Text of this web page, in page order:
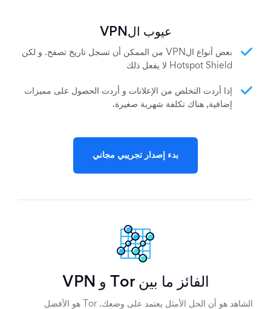
عيوب الVPN
بعض أنواع الVPN من الممكن أن تسجل تاريخ تصفح. و لكن
Hotspot Shield لا يفعل ذلك
إذا أردت التخلص من الإعلانات و أردت الحصول على مميزات
إضافية, هناك تكلفة شهرية صغيرة.
بدء إصدار تجريبي مجاني
الفائز ما بين Tor و VPN
الشاهد هو أن الحل الأمثل يعتمد على وضعك. Tor هو الأفضل